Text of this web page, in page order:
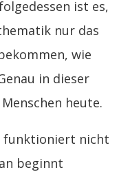
ist es,
nur das
wie
in dieser
heute.
funktioniert nicht
beginnt